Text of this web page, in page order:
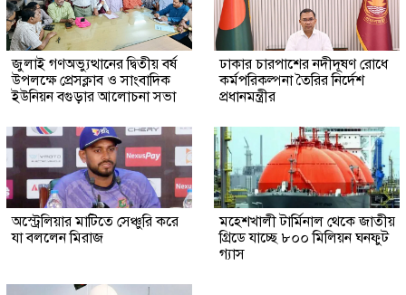
জুলাই গণঅভ্যুত্থানের দ্বিতীয় বর্ষ
উপলক্ষে প্রেসক্লাব ও সাংবাদিক
ইউনিয়ন বগুড়ার আলোচনা সভা
ঢাকার চারপাশের নদীদূষণ রোধে
কর্মপরিকল্পনা তৈরির নির্দেশ
প্রধানমন্ত্রীর
অস্ট্রেলিয়ার মাটিতে সেঞ্চুরি করে
যা বললেন মিরাজ
মহেশখালী টার্মিনাল থেকে জাতীয়
গ্রিডে যাচ্ছে ৮০০ মিলিয়ন ঘনফুট
গ্যাস